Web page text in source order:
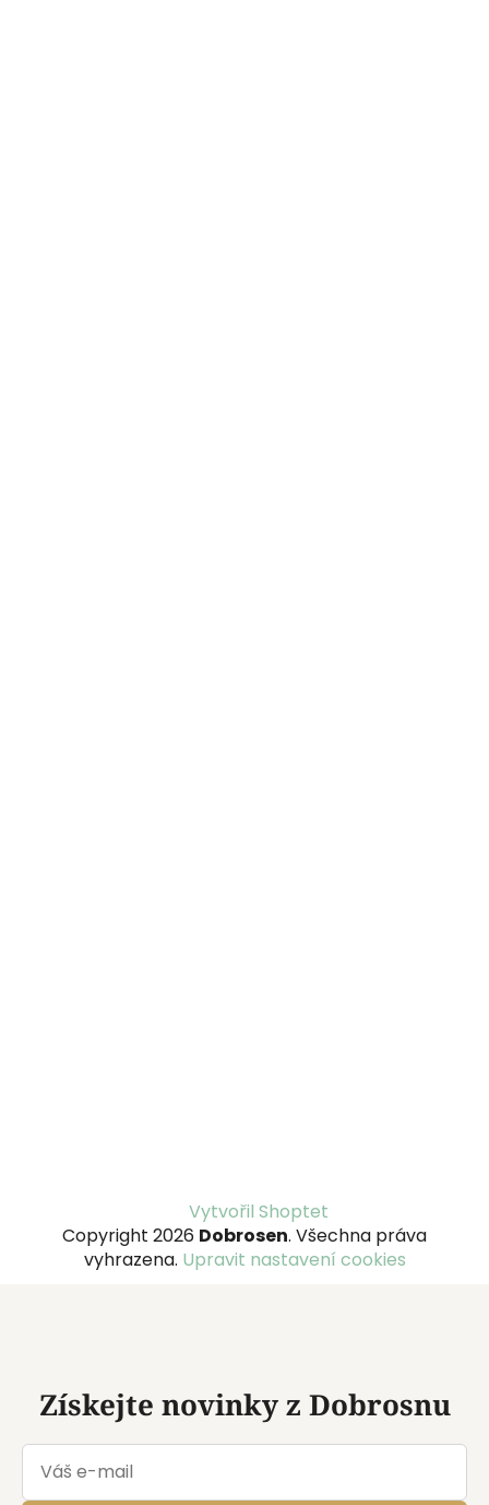
Vytvořil Shoptet
Copyright 2026 Dobrosen. Všechna práva
vyhrazena. Upravit nastavení cookies
Získejte novinky z Dobrosnu